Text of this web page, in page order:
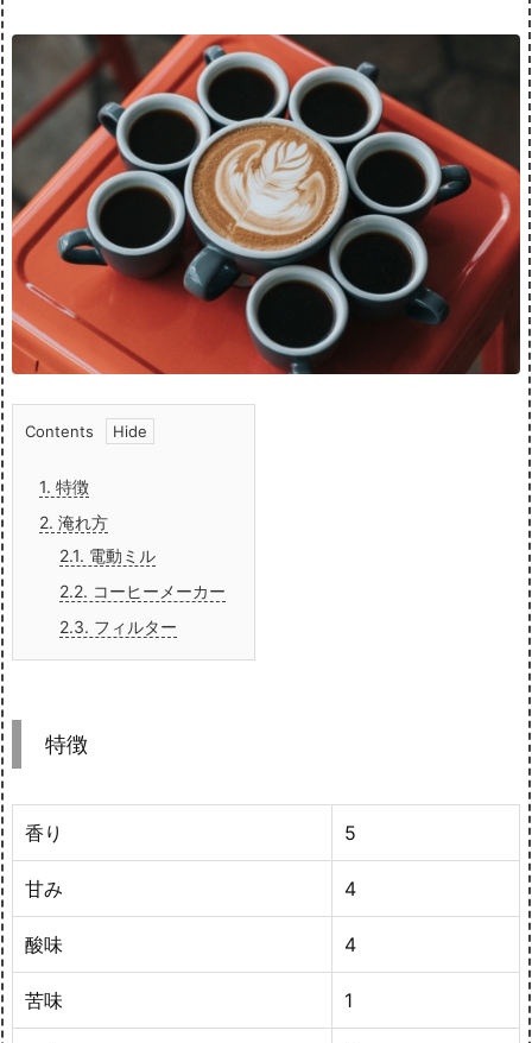
Contents
1. 特徴
2. 淹れ方
2.1. 電動ミル
2.2. コーヒーメーカー
2.3. フィルター
特徴
香り 5
甘み 4
酸味 4
苦味 1